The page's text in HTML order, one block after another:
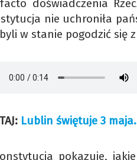
doświadczenia
nie uchroniła
w stanie pogodzić się
Lublin świętuje 3
pokazuje,